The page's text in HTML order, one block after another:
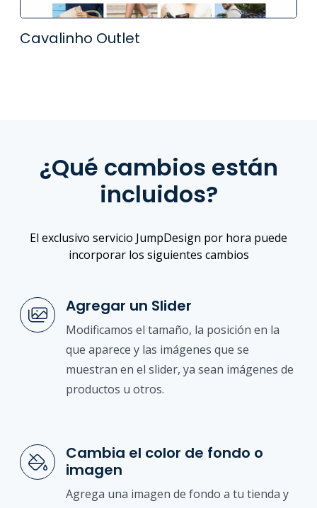
Cavalinho Outlet
¿Qué cambios están
incluidos?
El exclusivo servicio JumpDesign por hora puede
incorporar los siguientes cambios
Agregar un Slider
Modificamos el tamaño, la posición en la
que aparece y las imágenes que se
muestran en el slider, ya sean imágenes de
productos u otros.
Cambia el color de fondo o
imagen
Agrega una imagen de fondo a tu tienda y